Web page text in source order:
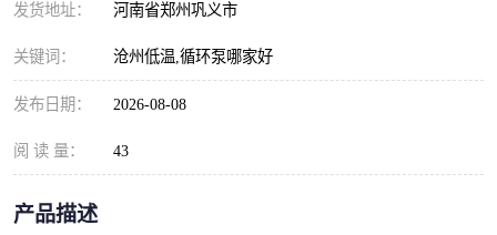
发货地址： 河南省郑州巩义市
关键词： 沧州低温,循环泵哪家好
发布日期： 2026-08-08
阅 读 量： 43
产品描述